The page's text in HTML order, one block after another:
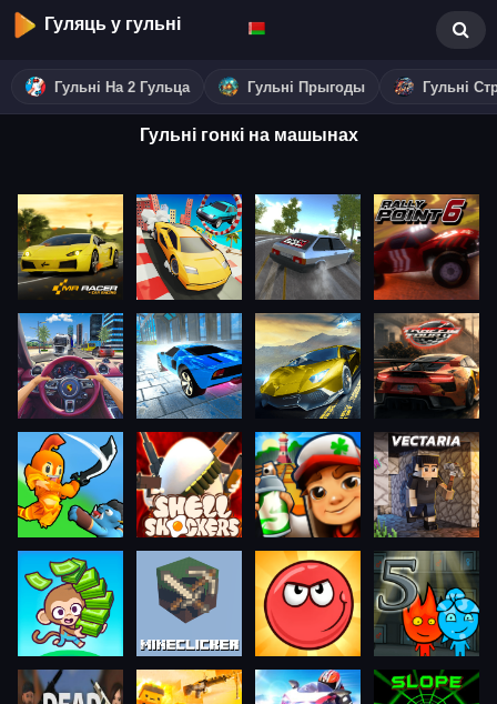
Гуляць у гульні
Гульні На 2 Гульца Гульні Прыгоды Гульні
Гульні гонкі на машынах